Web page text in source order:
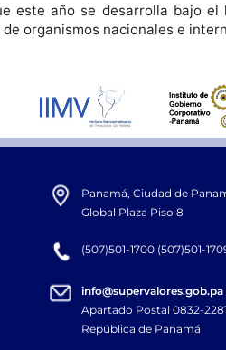
este año se desarrolla bajo el
organismos nacionales e
Panamá, Ciudad de
Global Plaza Piso 8
(507)501-1700 (507)501-
info@supervalores.gob.pa
Apartado Postal 0832-
República de Panamá​